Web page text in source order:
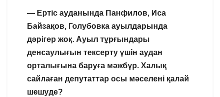
— Ертіс ауданында Панфилов, Иса
Байзақов, Голубовка ауылдарында
дәрігер жоқ. Ауыл тұрғындары
денсаулығын тексерту үшін аудан
орталығына баруға мәжбүр. Халық
сайлаған депутаттар осы мәселені қалай
шешуде?